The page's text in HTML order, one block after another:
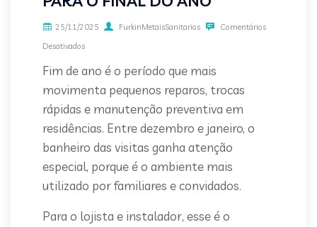
25/11/2025 FurkinMetaisSanitarios
Comentários
Desativados
Fim de ano é o período que mais
movimenta pequenos reparos, trocas
rápidas e manutenção preventiva em
residências. Entre dezembro e janeiro, o
banheiro das visitas ganha atenção
especial, porque é o ambiente mais
utilizado por familiares e convidados.
Para o lojista e instalador, esse é o